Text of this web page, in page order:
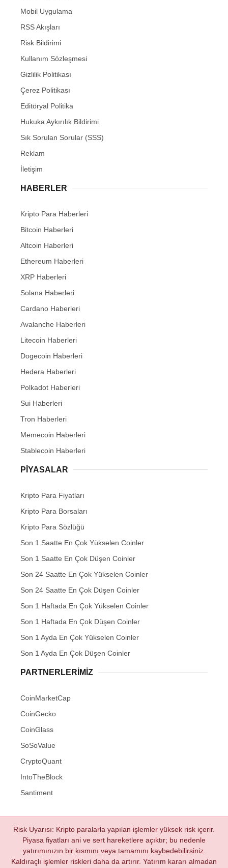
Mobil Uygulama
RSS Akışları
Risk Bildirimi
Kullanım Sözleşmesi
Gizlilik Politikası
Çerez Politikası
Editöryal Politika
Hukuka Aykırılık Bildirimi
Sık Sorulan Sorular (SSS)
Reklam
İletişim
HABERLER
Kripto Para Haberleri
Bitcoin Haberleri
Altcoin Haberleri
Ethereum Haberleri
XRP Haberleri
Solana Haberleri
Cardano Haberleri
Avalanche Haberleri
Litecoin Haberleri
Dogecoin Haberleri
Hedera Haberleri
Polkadot Haberleri
Sui Haberleri
Tron Haberleri
Memecoin Haberleri
Stablecoin Haberleri
PIYASALAR
Kripto Para Fiyatları
Kripto Para Borsaları
Kripto Para Sözlüğü
Son 1 Saatte En Çok Yükselen Coinler
Son 1 Saatte En Çok Düşen Coinler
Son 24 Saatte En Çok Yükselen Coinler
Son 24 Saatte En Çok Düşen Coinler
Son 1 Haftada En Çok Yükselen Coinler
Son 1 Haftada En Çok Düşen Coinler
Son 1 Ayda En Çok Yükselen Coinler
Son 1 Ayda En Çok Düşen Coinler
PARTNERLERIMIZ
CoinMarketCap
CoinGecko
CoinGlass
SoSoValue
CryptoQuant
IntoTheBlock
Santiment
Risk Uyarısı: Kripto paralarla yapılan işlemler yüksek risk içerir.
Piyasa fiyatları ani ve sert hareketlere açıktır; bu nedenle
yatırımınızın bir kısmını veya tamamını kaybedebilirsiniz.
Kaldıraçlı işlemler riskleri daha da artırır. Yatırım kararı almadan